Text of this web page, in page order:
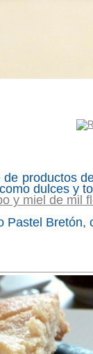
productos
dulces y
y miel de mil
Bretón,